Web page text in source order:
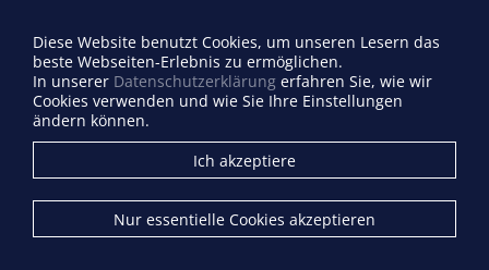
lebendigen Schreibstil und relevantem Content fördert das
Magazin den Austausch innerhalb der Retail-Community.
Ob digitale Trends oder praktische Alltagstipps – iXtenso
macht Wissen für den Handel zugänglich.
Firma eintragen
Mediadaten
Kontakt
Diese Website benutzt Cookies, um unseren Lesern das
beste Webseiten-Erlebnis zu ermöglichen.
In unserer Datenschutzerklärung erfahren Sie, wie wir
Cookies verwenden und wie Sie Ihre Einstellungen
ändern können.
Ich akzeptiere
Nur essentielle Cookies akzeptieren